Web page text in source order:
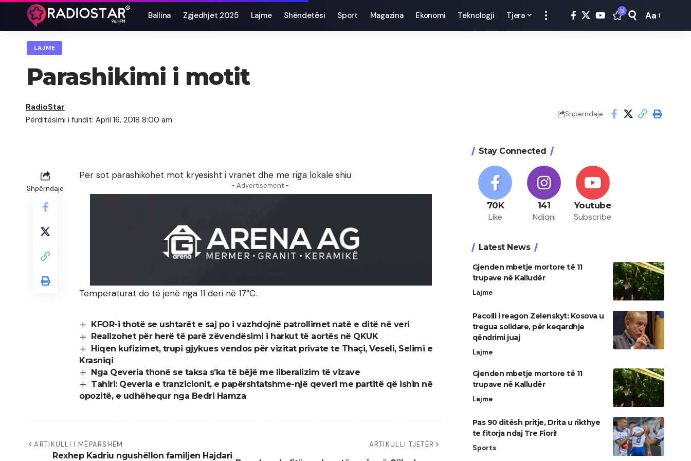
Ballina Zgjedhjet 2025 Lajme Shëndetësi Sport Magazina Ekonomi Teknologji Tjera 9
Font
Aa
LAJME
Parashikimi i motit
Përditësimi i fundit: April 16, 2018 8:00 am
RadioStar
Shpërndaje
Shpërndaje
Për sot parashikohet mot kryesisht i vranët dhe me riga lokale shiu
- Advertisement -
Temperaturat do të jenë nga 11 deri në 17°C.
KFOR-i thotë se ushtarët e saj po i vazhdojnë patrollimet natë e ditë në veri
Realizohet për herë të parë zëvendësimi i harkut të aortës në QKUK
Hiqen kufizimet, trupi gjykues vendos për vizitat private te Thaçi, Veseli, Selimi e
Krasniqi
Nga Qeveria thonë se taksa s’ka të bëjë me liberalizim të vizave
Tahiri: Qeveria e tranzicionit, e papërshtatshme-një qeveri me partitë që ishin në
opozitë, e udhëhequr nga Bedri Hamza
ARTIKULLI I MËPARSHËM
Rexhep Kadriu ngushëllon familjen Hajdari
ARTIKULLI TJETËR
Stay Connected
70K
Like
141
Ndiqni
Youtube
Subscribe
Latest News
Gjenden mbetje mortore të 11
trupave në Kalludër
Lajme
Pacolli i reagon Zelenskyt: Kosova u
tregua solidare, për keqardhje
qëndrimi juaj
Lajme
Gjenden mbetje mortore të 11
trupave në Kalludër
Lajme
Pas 90 ditësh pritje, Drita u rikthye
te fitorja ndaj Tre Fiori!
Sports